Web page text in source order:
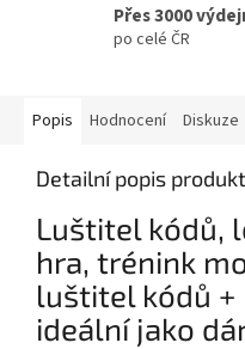
Přes 3000
po celé ČR
Popis Hodnocení Diskuze
Detailní popis
Luštitel kódů,
hra, trénink
luštitel kódů +
ideální jako